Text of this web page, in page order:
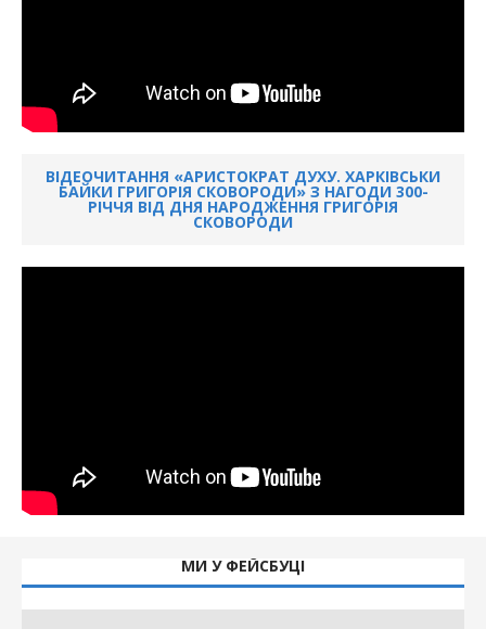
ВІДЕОЧИТАННЯ «АРИСТОКРАТ ДУХУ. ХАРКІВСЬКИ
БАЙКИ ГРИГОРІЯ СКОВОРОДИ» З НАГОДИ 300-
РІЧЧЯ ВІД ДНЯ НАРОДЖЕННЯ ГРИГОРІЯ
СКОВОРОДИ
МИ У ФЕЙСБУЦІ